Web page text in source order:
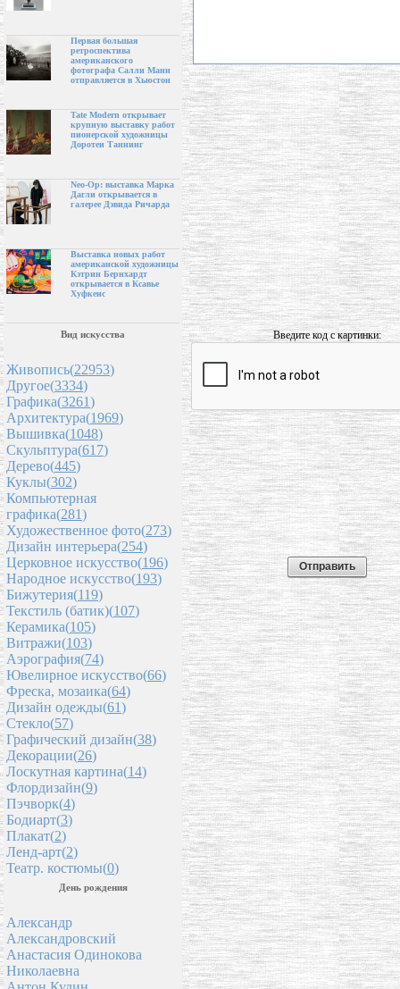
Первая большая
ретроспектива
американского
фотографа Салли Манн
отправляется в Хьюстон
Tate Modern открывает
крупную выставку работ
пионерской художницы
Доротеи Таннинг
Neo-Op: выставка Марка
Дагли открывается в
галерее Дэвида Ричарда
Выставка новых работ
американской художницы
Кэтрин Бернхардт
открывается в Ксавье
Хуфкенс
Вид искусства
Живопись(22953)
Другое(3334)
Графика(3261)
Архитектура(1969)
Вышивка(1048)
Скульптура(617)
Дерево(445)
Куклы(302)
Компьютерная
графика(281)
Художественное фото(273)
Дизайн интерьера(254)
Церковное искусство(196)
Народное искусство(193)
Бижутерия(119)
Текстиль (батик)(107)
Керамика(105)
Витражи(103)
Аэрография(74)
Ювелирное искусство(66)
Фреска, мозаика(64)
Дизайн одежды(61)
Стекло(57)
Графический дизайн(38)
Декорации(26)
Лоскутная картина(14)
Флордизайн(9)
Пэчворк(4)
Бодиарт(3)
Плакат(2)
Ленд-арт(2)
Театр. костюмы(0)
День рождения
Александр
Александровский
Анастасия Одинокова
Николаевна
Введите код с картинки: